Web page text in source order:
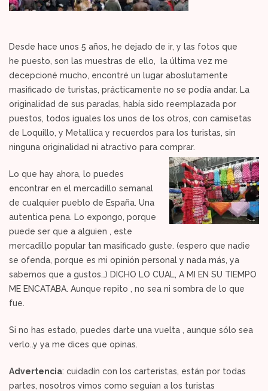
Desde hace unos 5 años, he dejado de ir, y las fotos que
he puesto, son las muestras de ello, la última vez me
decepcioné mucho, encontré un lugar aboslutamente
masificado de turistas, prácticamente no se podía andar. La
originalidad de sus paradas, había sido reemplazada por
puestos, todos iguales los unos de los otros, con camisetas
de Loquillo, y Metallica y recuerdos para los turistas, sin
ninguna originalidad ni atractivo para comprar.
Lo que hay ahora, lo puedes
encontrar en el mercadillo semanal
de cualquier pueblo de España. Una
autentica pena. Lo expongo, porque
puede ser que a alguien , este
mercadillo popular tan masificado guste. (espero que nadie
se ofenda, porque es mi opinión personal y nada más, ya
sabemos que a gustos…) DICHO LO CUAL, A MI EN SU TIEMPO
ME ENCATABA. Aunque repito , no sea ni sombra de lo que
fue.
Si no has estado, puedes darte una vuelta , aunque sólo sea
verlo..y ya me dices que opinas.
Advertencia: cuidadín con los carteristas, están por todas
partes, nosotros vimos como seguían a los turistas